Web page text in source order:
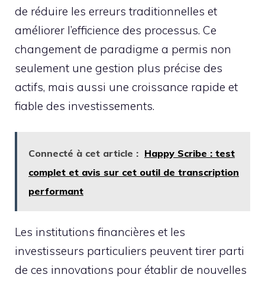
de réduire les erreurs traditionnelles et
améliorer l’efficience des processus. Ce
changement de paradigme a permis non
seulement une gestion plus précise des
actifs, mais aussi une croissance rapide et
fiable des investissements.
Connecté à cet article : Happy Scribe : test
complet et avis sur cet outil de transcription
performant
Les institutions financières et les
investisseurs particuliers peuvent tirer parti
de ces innovations pour établir de nouvelles